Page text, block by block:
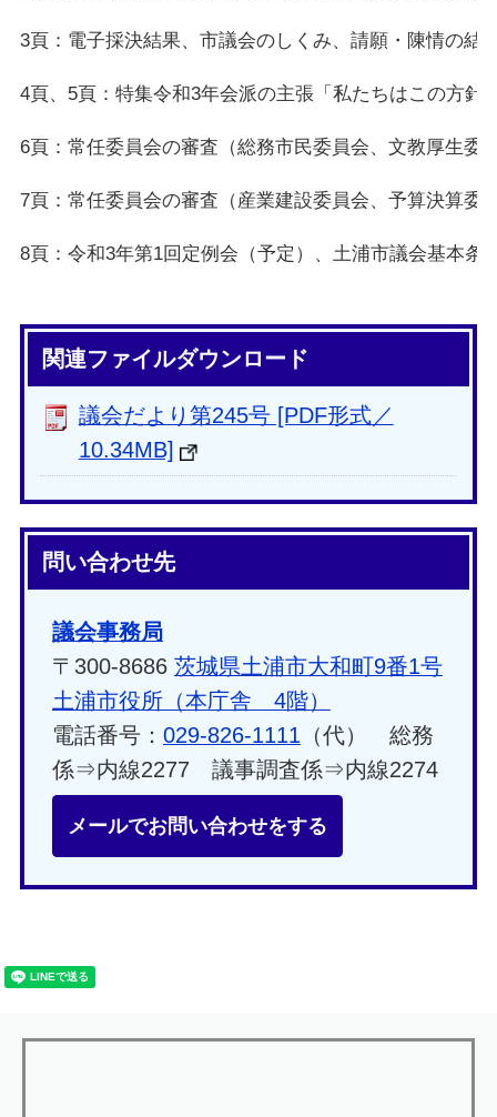
3頁：電子採決結果、市議会のしくみ、請願・陳情の結
4頁、5頁：特集令和3年会派の主張「私たちはこの方針
6頁：常任委員会の審査（総務市民委員会、文教厚生委
7頁：常任委員会の審査（産業建設委員会、予算決算委
8頁：令和3年第1回定例会（予定）、土浦市議会基本
関連ファイルダウンロード
議会だより第245号 [PDF形式／
10.34MB]
問い合わせ先
議会事務局
〒300-8686 茨城県土浦市大和町9番1号
土浦市役所（本庁舎 4階）
電話番号： 029-826-1111 （代） 総務
係⇒内線2277 議事調査係⇒内線2274
メールでお問い合わせをする